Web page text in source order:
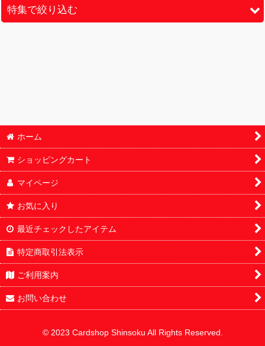
並び順:
特集で絞り込む
サプライ
福袋
ホーム
ショッピングカート
マイページ
お気に入り
最近チェックしたアイテム
特定商取引法表示
ご利用案内
お問い合わせ
© 2023 Cardshop Shinsoku All Rights Reserved.